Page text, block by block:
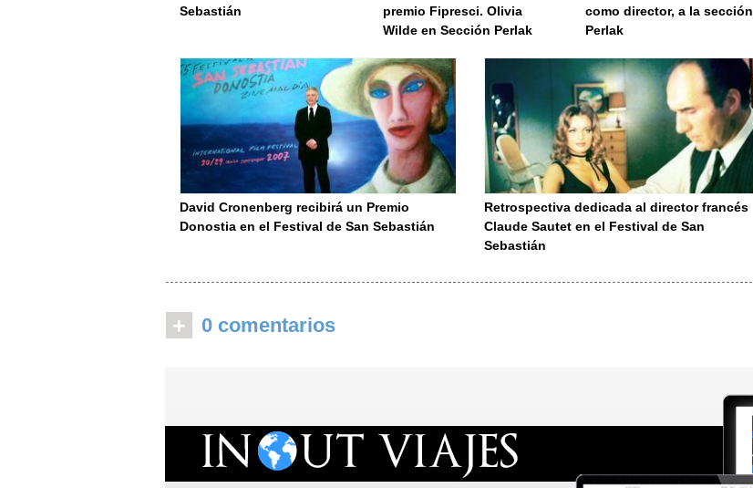
Sebastián
premio Fipresci. Olivia
Wilde en Sección Perlak
como director, a la sección
Perlak
David Cronenberg recibirá un Premio
Donostia en el Festival de San Sebastián
Retrospectiva dedicada al director francés
Claude Sautet en el Festival de San
Sebastián
+ 0 comentarios